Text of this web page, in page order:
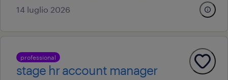
14 luglio 2026
professional
stage hr account manager